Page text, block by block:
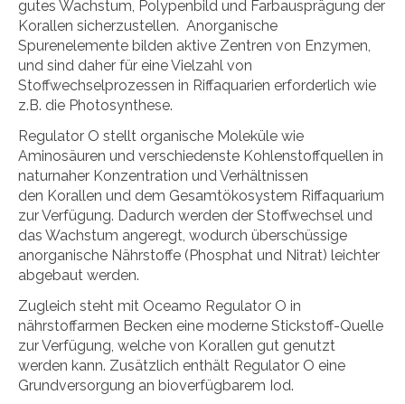
gutes Wachstum, Polypenbild und Farbausprägung der
Korallen sicherzustellen. Anorganische
Spurenelemente bilden aktive Zentren von Enzymen,
und sind daher für eine Vielzahl von
Stoffwechselprozessen in Riffaquarien erforderlich wie
z.B. die Photosynthese.
Regulator O stellt organische Moleküle wie
Aminosäuren und verschiedenste Kohlenstoffquellen in
naturnaher Konzentration und Verhältnissen
den Korallen und dem Gesamtökosystem Riffaquarium
zur Verfügung. Dadurch werden der Stoffwechsel und
das Wachstum angeregt, wodurch überschüssige
anorganische Nährstoffe (Phosphat und Nitrat) leichter
abgebaut werden.
Zugleich steht mit Oceamo Regulator O in
nährstoffarmen Becken eine moderne Stickstoff-Quelle
zur Verfügung, welche von Korallen gut genutzt
werden kann. Zusätzlich enthält Regulator O eine
Grundversorgung an bioverfügbarem Iod.